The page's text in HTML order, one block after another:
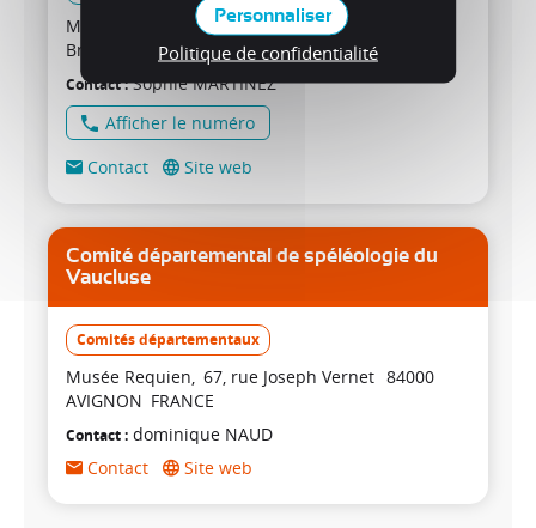
Maison des sports du Var
133 ave Général
Brosset
83200 TOULON FRANCE
Contact Sophie MARTINEZ
Afficher le numéro
Contact
Site web
Comité départemental de spéléologie du
Vaucluse
Comités départementaux
Musée Requien 67, rue Joseph Vernet 84000
AVIGNON FRANCE
Contact dominique NAUD
Contact
Site web
Personnaliser
Politique de confidentialité